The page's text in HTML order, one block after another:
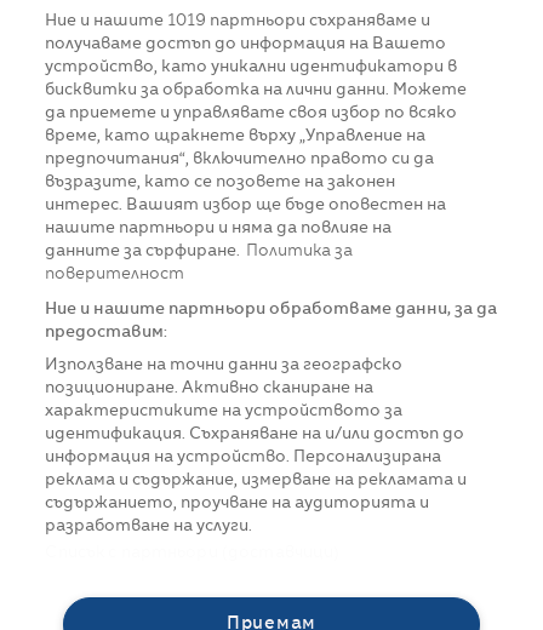
Ние и нашите 1019 партньори съхраняваме и
получаваме достъп до информация на Вашето
устройство, като уникални идентификатори в
бисквитки за обработка на лични данни. Можете
да приемете и управлявате своя избор по всяко
време, като щракнете върху „Управление на
предпочитания“, включително правото си да
възразите, като се позовете на законен
интерес. Вашият избор ще бъде оповестен на
нашите партньори и няма да повлияе на
данните за сърфиране.
Политика за
поверителност
Ние и нашите партньори обработваме данни, за да
предоставим:
Използване на точни данни за географско
позициониране. Активно сканиране на
характеристиките на устройството за
идентификация. Съхраняване на и/или достъп до
информация на устройство. Персонализирана
реклама и съдържание, измерване на рекламата и
съдържанието, проучване на аудиторията и
разработване на услуги.
Приемам